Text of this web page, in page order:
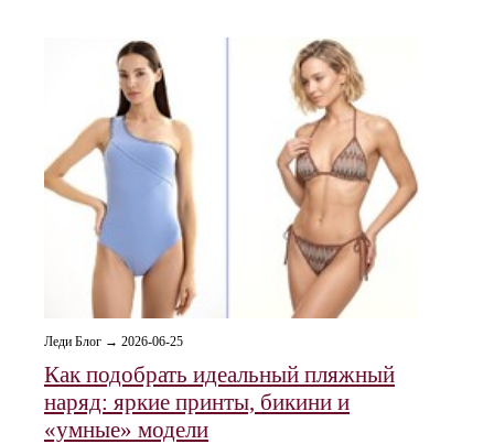
Леди Блог → 2026-06-25
Как подобрать идеальный пляжный
наряд: яркие принты, бикини и
«умные» модели